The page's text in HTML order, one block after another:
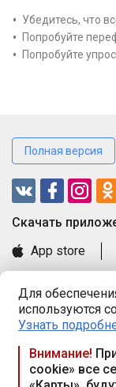
Для
используются
Узнать
Внимание!
cookie» все
Убедитесь, что
Попробуйте
Попробуйте
Полная версия
Cкачать
App store
Книга замечаний
Правила и
Praca.by ©
Республика
117а, пом. № 9.